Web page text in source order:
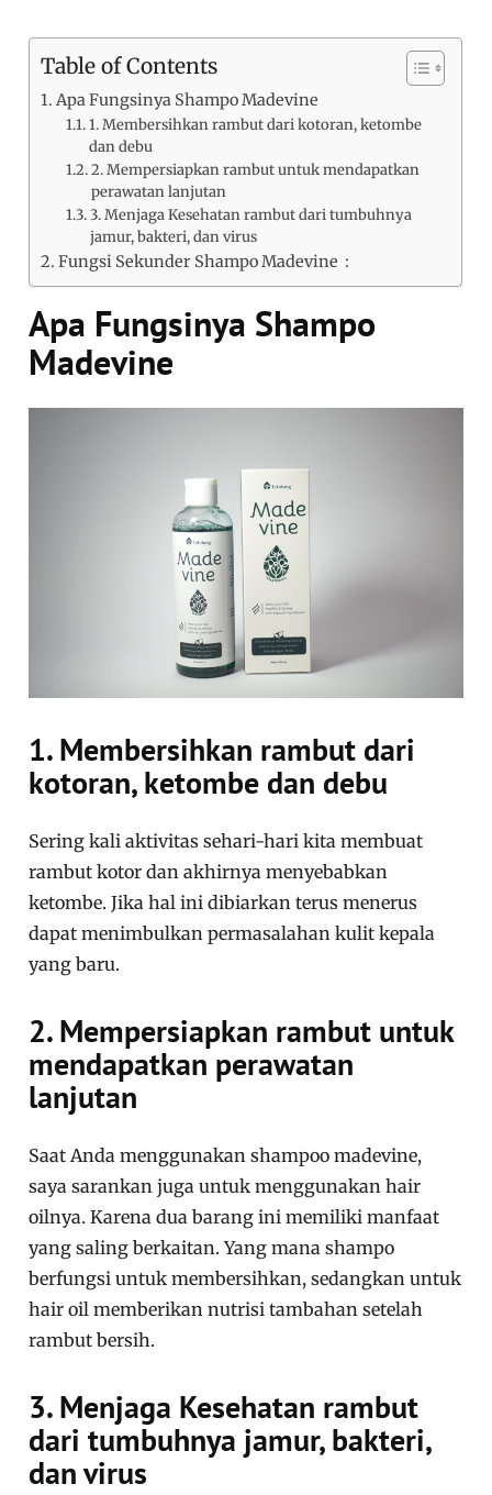
Table of Contents
Apa Fungsinya Shampo Madevine
1. Membersihkan rambut dari kotoran, ketombe
dan debu
2. Mempersiapkan rambut untuk mendapatkan
perawatan lanjutan
3. Menjaga Kesehatan rambut dari tumbuhnya
jamur, bakteri, dan virus
Fungsi Sekunder Shampo Madevine :
Apa Fungsinya Shampo
Madevine
1. Membersihkan rambut dari
kotoran, ketombe dan debu
Sering kali aktivitas sehari-hari kita membuat
rambut kotor dan akhirnya menyebabkan
ketombe. Jika hal ini dibiarkan terus menerus
dapat menimbulkan permasalahan kulit kepala
yang baru.
2. Mempersiapkan rambut untuk
mendapatkan perawatan
lanjutan
Saat Anda menggunakan shampoo madevine,
saya sarankan juga untuk menggunakan hair
oilnya. Karena dua barang ini memiliki manfaat
yang saling berkaitan. Yang mana shampo
berfungsi untuk membersihkan, sedangkan untuk
hair oil memberikan nutrisi tambahan setelah
rambut bersih.
3. Menjaga Kesehatan rambut
dari tumbuhnya jamur, bakteri,
dan virus